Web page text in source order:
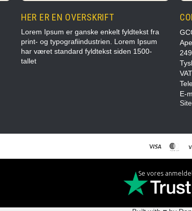
HER ER EN OVERSKRIFT
Lorem Ipsum er ganske enkelt fyldtekst fra
print- og typografiindustrien. Lorem Ipsum
har været standard fyldtekst siden 1500-
tallet
E-
Se vores